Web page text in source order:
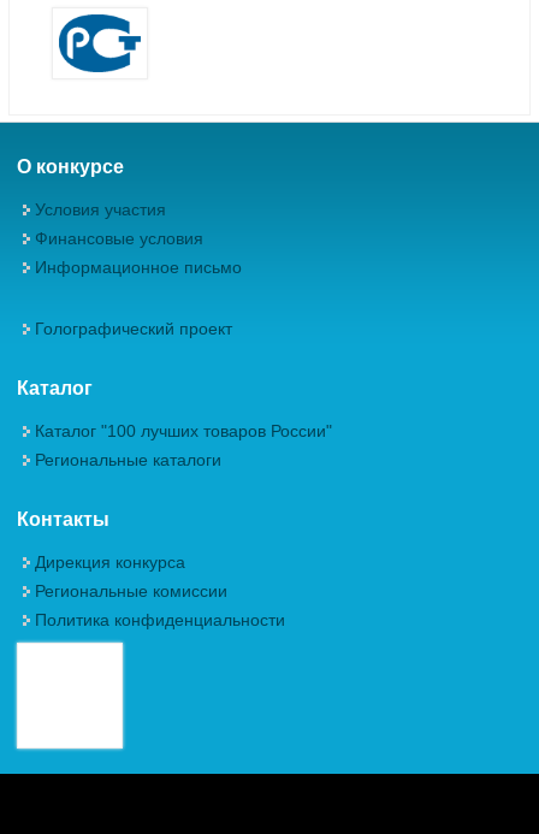
О конкурсе
Условия участия
Финансовые условия
Информационное письмо
Голографический проект
Каталог
Каталог "100 лучших товаров России"
Региональные каталоги
Контакты
Дирекция конкурса
Региональные комиссии
Политика конфиденциальности